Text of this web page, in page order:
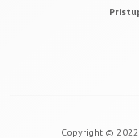
Copyright ©